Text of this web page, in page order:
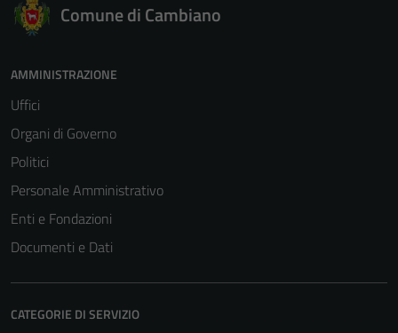
Comune di Cambiano
AMMINISTRAZIONE
Uffici
Organi di Governo
Politici
Personale Amministrativo
Enti e Fondazioni
Documenti e Dati
CATEGORIE DI SERVIZIO